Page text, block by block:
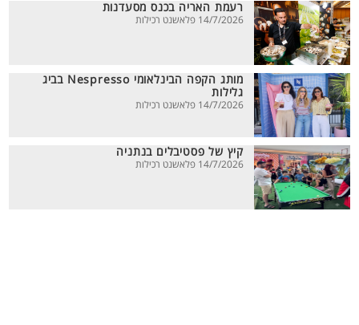
רעמת האריה בכנס מסעדנות
14/7/2026 פלאשנט רכילות
מותג הקפה הבינלאומי Nespresso בביג
גלילות
14/7/2026 פלאשנט רכילות
קיץ של פסטיבלים בנתניה
14/7/2026 פלאשנט רכילות